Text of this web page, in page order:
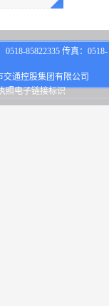
85822335 传真：0518-
通控股集团有限公司
照电子链接标识